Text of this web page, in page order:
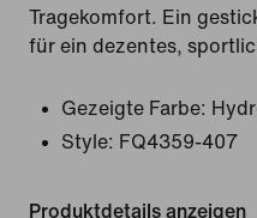
Tragekomfort. Ein
für ein dezentes,
Gezeigte Farbe:
Style: FQ4359-407
Produktdetails anzeigen